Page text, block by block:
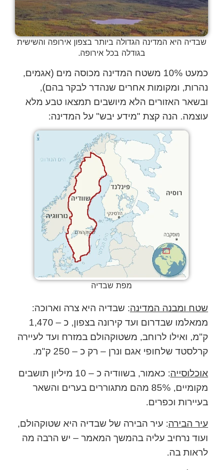
שבדיה היא המדינה הגדולה ביותר בצפון אירופה והשישית
בגודלה בכל אירופה.
כמעט 10% משטח המדינה מכוסה מים (אגמים,
נהרות, ומקומות אחרים שנהדר לבקר בהם),
ובשאר האזורים הלא מיושבים תמצאו טבע מלא
עוצמה. הנה קצת "מידע יבש" על המדינה:
מפת שבדיה
שטח ומבנה המדינה: שבדיה היא צרה וארוכה:
ממאלמו שבדרום ועד קירונה בצפון, כ – 1,470
ק"מ, ואילו לרוחב, משטוקהולם במזרח ועד לעיירה
קרלסטד שלחופי אגם ונרן – רק כ – 250 ק"מ.
אוכלוסייה
: כאמור, בשוודיה כ – 10 מיליון תושבים
מקומיים, 85% מהם מתגוררים בערים והשאר
בעיירות וכפרים.
עיר הבירה: עיר הבירה של שבדיה היא שטוקהולם,
ועוד נרחיב עליה בהמשך המאמר – יש הרבה מה
לראות בה.